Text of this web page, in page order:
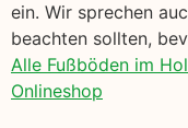
ein. Wir sprechen
beachten sollten,
Alle Fußböden im
Onlineshop